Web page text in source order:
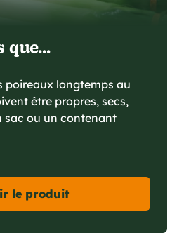
que...
poireaux longtemps au
être propres, secs,
sac ou un contenant
le produit